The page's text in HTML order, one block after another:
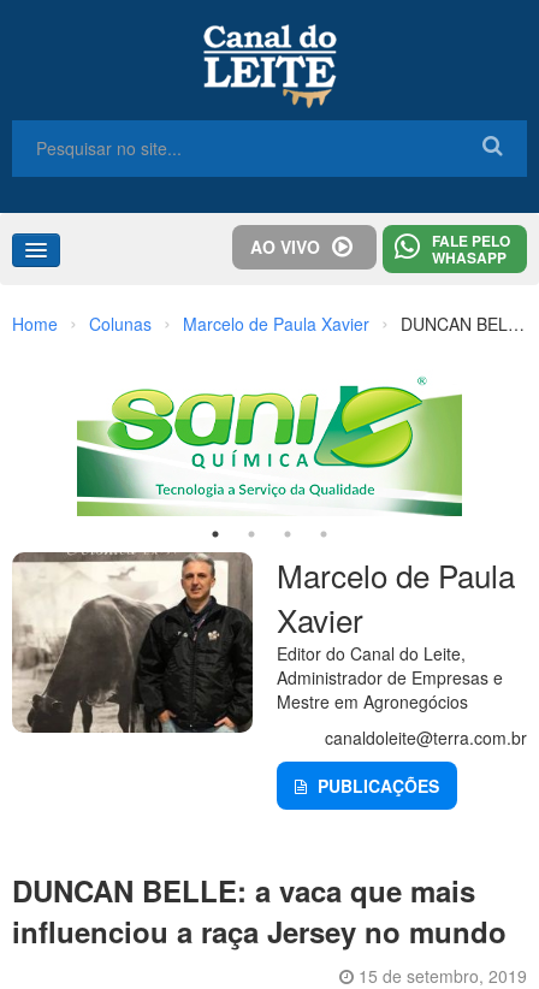
FALE PELO
WHASAPP
AO VIVO
Destaques
Notícias
Colunas
Podcasts
Institucional
Agenda
Contato
Política de Privacidade
Home › Colunas › Marcelo de Paula Xavier › DUNCAN BELLE: a vaca que mais influenciou a raça Jersey no mundo
Marcelo de Paula
Xavier
Editor do Canal do Leite,
Administrador de Empresas e
Mestre em Agronegócios
canaldoleite@terra.com.br
PUBLICAÇÕES
DUNCAN BELLE: a vaca que mais
influenciou a raça Jersey no mundo
15 de setembro, 2019